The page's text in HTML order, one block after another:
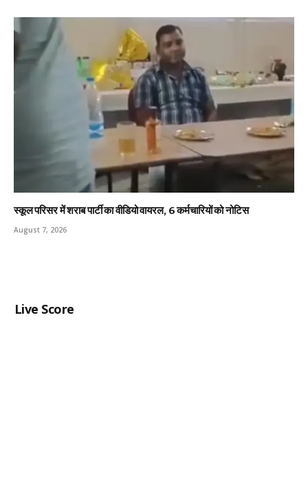
स्कूल परिसर में शराब पार्टी का वीडियो वायरल, 6 कर्मचारियों को नोटिस
August 7, 2026
Live Score